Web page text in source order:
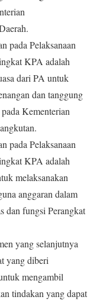
pada Pelaksanaan
KPA adalah
dari PA untuk
dan tanggung
Kementerian
pada Pelaksanaan
KPA adalah
melaksanakan
anggaran dalam
dan fungsi Perangkat
yang selanjutnya
yang diberi
mengambil
tindakan yang dapat